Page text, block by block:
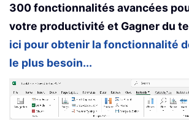
300 fonctionnalités avancées
votre productivité et Gagner du
ici pour obtenir la fonctionnalité
le plus besoin...